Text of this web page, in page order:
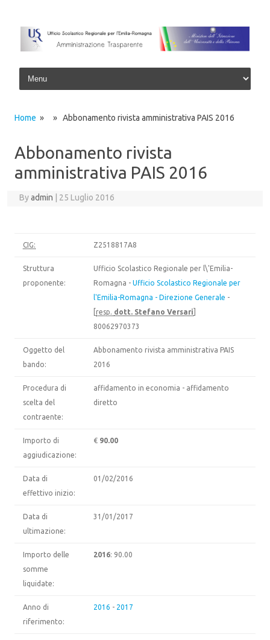
Skip to content
Home » » Abbonamento rivista amministrativa PAIS 2016
Abbonamento rivista
amministrativa PAIS 2016
Byadmin 25 Luglio 2016
CIG: Z2518817A8
Struttura
proponente:
Ufficio Scolastico Regionale per l\'Emilia-
Romagna - Ufficio Scolastico Regionale per
l'Emilia-Romagna - Direzione Generale -
resp. dott. Stefano Versari
80062970373
Oggetto del
bando:
Abbonamento rivista amministrativa PAIS
2016
Procedura di
scelta del
contraente:
affidamento in economia - affidamento
diretto
Importo di
aggiudicazione:
€ 90.00
Data di
effettivo inizio:
01/02/2016
Data di
ultimazione:
31/01/2017
Importo delle
somme
liquidate:
2016: 90.00
Anno di
riferimento:
2016 - 2017